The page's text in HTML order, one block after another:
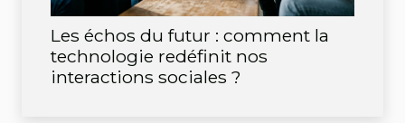
Les échos du futur : comment la
technologie redéfinit nos
interactions sociales ?